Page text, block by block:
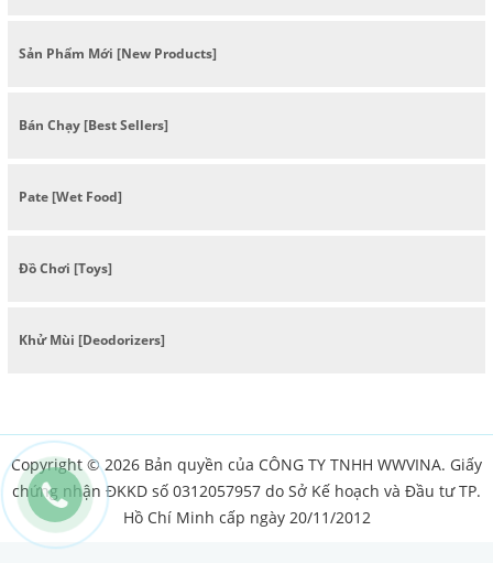
Sản Phẩm Mới [New Products]
Bán Chạy [Best Sellers]
Pate [Wet Food]
Đồ Chơi [Toys]
Khử Mùi [Deodorizers]
Copyright © 2026 Bản quyền của CÔNG TY TNHH WWVINA. Giấy
chứng nhận ĐKKD số 0312057957 do Sở Kế hoạch và Đầu tư TP.
Hồ Chí Minh cấp ngày 20/11/2012